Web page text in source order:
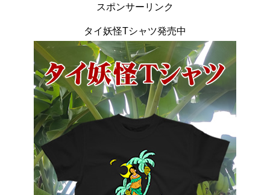
スポンサーリンク
タイ妖怪Tシャツ発売中